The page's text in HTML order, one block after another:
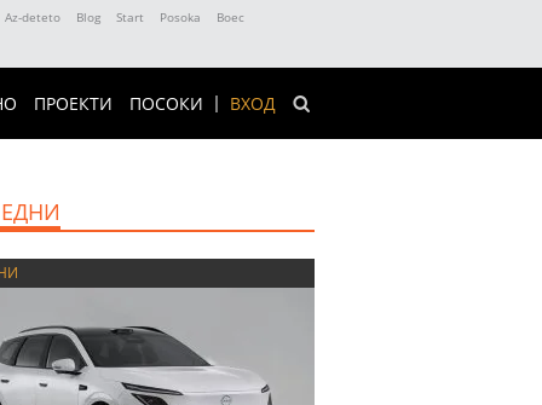
Az-deteto Blog Start Posoka
Boec
ВХОД
ПРОЕКТИ ПОСОКИ